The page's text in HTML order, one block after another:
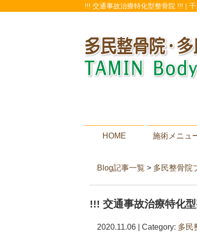
!!! 交通事故治療特化型整骨院 !!! |
HOME 施術メニュ
Blog記事一覧 > 多民整骨院
!!! 交通事故治療特化
2020.11.06 | Category: 多民